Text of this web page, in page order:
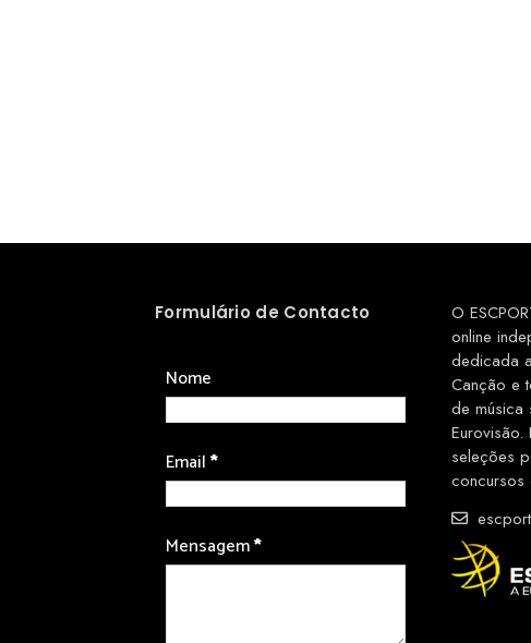
Formulário de Contacto
Nome
Email*
Mensagem*
O
online
dedicada
Canção e
de música
seleções
concursos